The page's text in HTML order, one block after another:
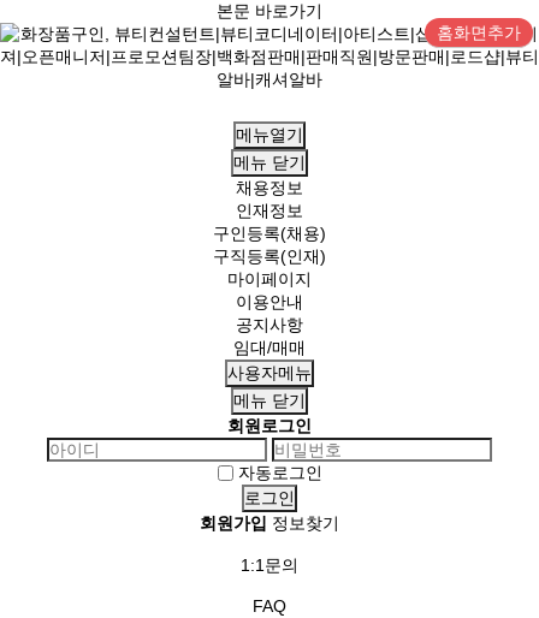
본문 바로가기
홈화면추가
메뉴열기
메뉴 닫기
채용정보
인재정보
구인등록(채용)
구직등록(인재)
마이페이지
이용안내
공지사항
임대/매매
사용자메뉴
메뉴 닫기
회원로그인
자동로그인
회원가입 정보찾기
1:1문의
FAQ